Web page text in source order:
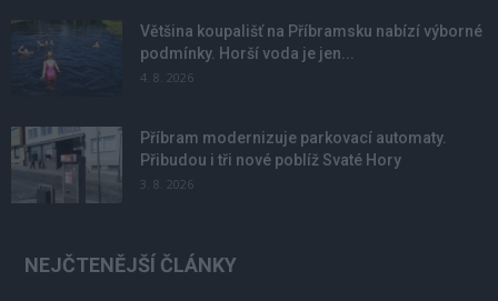
Většina koupališť na Příbramsku nabízí výborné
podmínky. Horší voda je jen...
4. 8. 2026
Příbram modernizuje parkovací automaty.
Přibudou i tři nové poblíž Svaté Hory
3. 8. 2026
NEJČTENĚJŠÍ ČLÁNKY